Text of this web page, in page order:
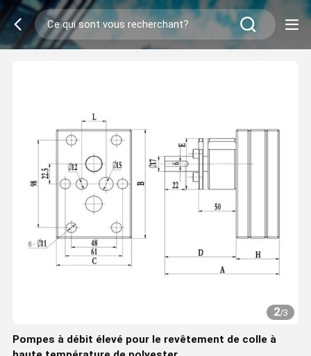
2/3
Pompes à débit élevé pour le revêtement de colle à